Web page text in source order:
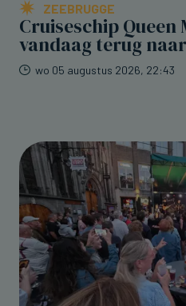
ZEEBRUGGE
Cruiseschip Queen
vandaag terug
wo 05 augustus 2026, 22:43